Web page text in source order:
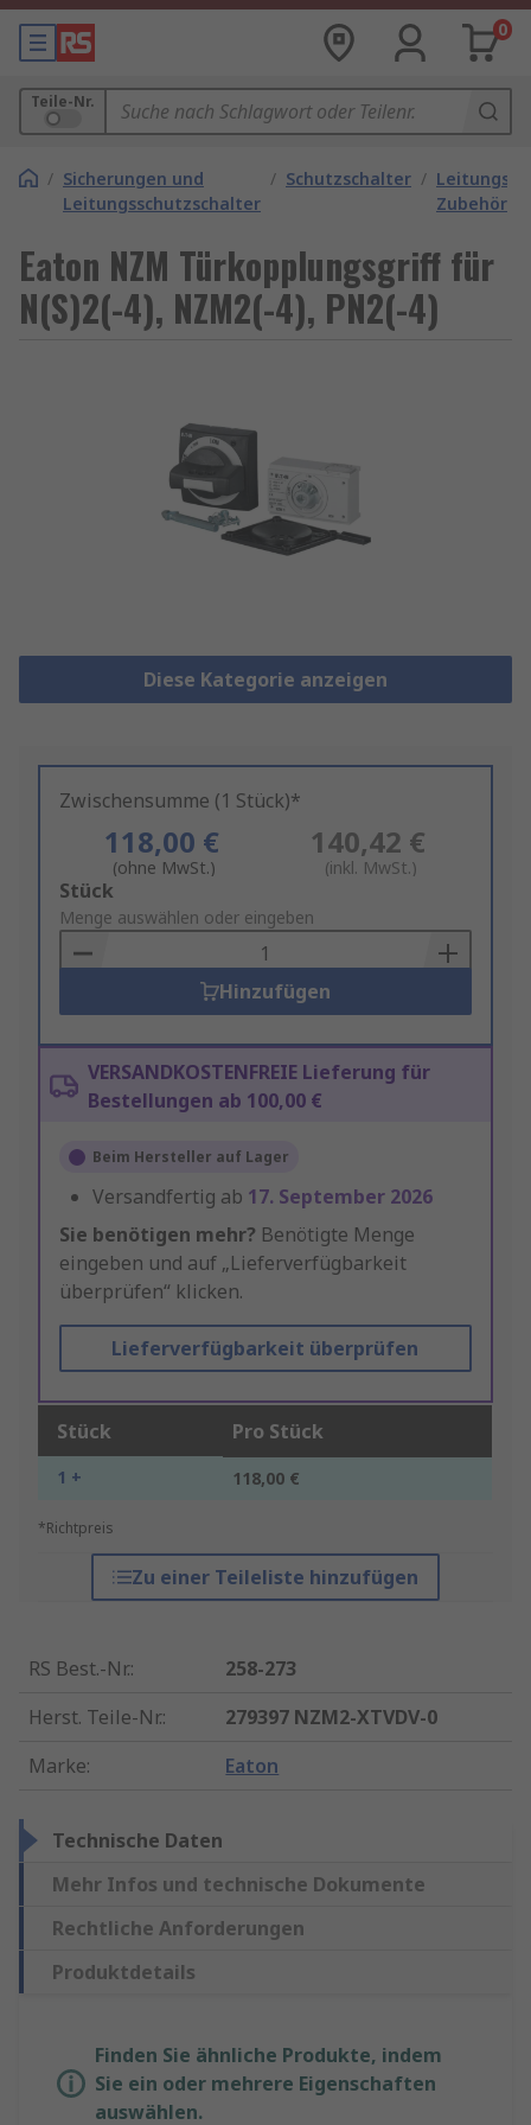
0
Teile-Nr.
/ Sicherungen und
Leitungsschutzschalter
/ Schutzschalter /
Zubehör
Eaton NZM Türkopplungsgriff für
N(S)2(-4), NZM2(-4), PN2(-4)
Diese Kategorie anzeigen
Zwischensumme (1 Stück)*
118,00 €
(ohne MwSt.)
140,42 €
(inkl. MwSt.)
Add
to
Basket
Stück
Menge auswählen oder eingeben
Hinzufügen
VERSANDKOSTENFREIE Lieferung für
Bestellungen ab 100,00 €
Beim Hersteller auf Lager
Versandfertig ab 17. September 2026
Sie benötigen mehr? Benötigte Menge
eingeben und auf „Lieferverfügbarkeit
überprüfen“ klicken.
Lieferverfügbarkeit überprüfen
Stück Pro Stück
1 + 118,00 €
*Richtpreis
Zu einer Teileliste hinzufügen
RS Best.-Nr.:
258-273
Herst. Teile-Nr.:
279397 NZM2-XTVDV-0
Marke: Eaton
Technische Daten
Mehr Infos und technische Dokumente
Rechtliche Anforderungen
Produktdetails
Finden Sie ähnliche Produkte, indem
Sie ein oder mehrere Eigenschaften
auswählen.